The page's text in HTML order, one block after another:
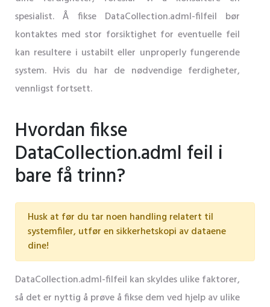
spesialist. Å fikse DataCollection.adml-filfeil bør
kontaktes med stor forsiktighet for eventuelle feil
kan resultere i ustabilt eller unproperly fungerende
system. Hvis du har de nødvendige ferdigheter,
vennligst fortsett.
Hvordan fikse
DataCollection.adml feil i
bare få trinn?
Husk at før du tar noen handling relatert til
systemfiler, utfør en sikkerhetskopi av dataene
dine!
DataCollection.adml-filfeil kan skyldes ulike faktorer,
så det er nyttig å prøve å fikse dem ved hjelp av ulike